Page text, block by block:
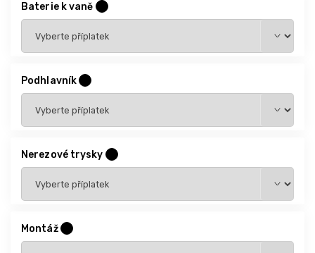
Baterie k vaně
Podhlavník
Nerezové trysky
Montáž